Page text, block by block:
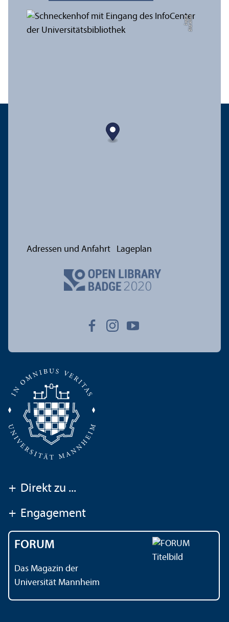
Bil
d:
A
n
n
a
L
o
g
u
e
Adressen und Anfahrt Lageplan
+ Direkt zu ...
+ Engagement
FORUM
Das Magazin der
Universität Mannheim